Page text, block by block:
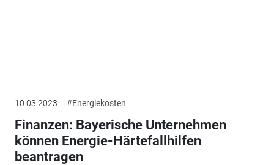
10.03.2023 #Energiekosten
Finanzen: Bayerische Unternehmen
können Energie-Härtefallhilfen
beantragen